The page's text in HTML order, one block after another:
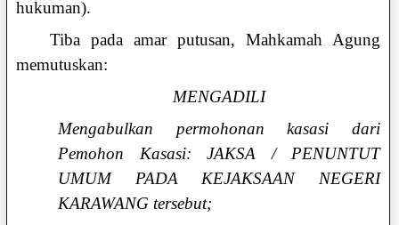
hukuman).
Tiba pada amar putusan, Mahkamah Agung
memutuskan:
MENGADILI
Mengabulkan permohonan kasasi dari
Pemohon Kasasi: JAKSA / PENUNTUT
UMUM PADA KEJAKSAAN NEGERI
KARAWANG tersebut;